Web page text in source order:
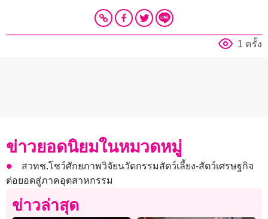
1 ครั้ง
ข่าวยอดนิยมในหมวดหมู่
สวทช.โชว์ศักยภาพวิจัยนวัตกรรมสัตว์เลี้ยง-สัตว์เศรษฐกิจ
ต่อยอดสู่ภาคอุตสาหกรรม
ข่าวล่าสุด